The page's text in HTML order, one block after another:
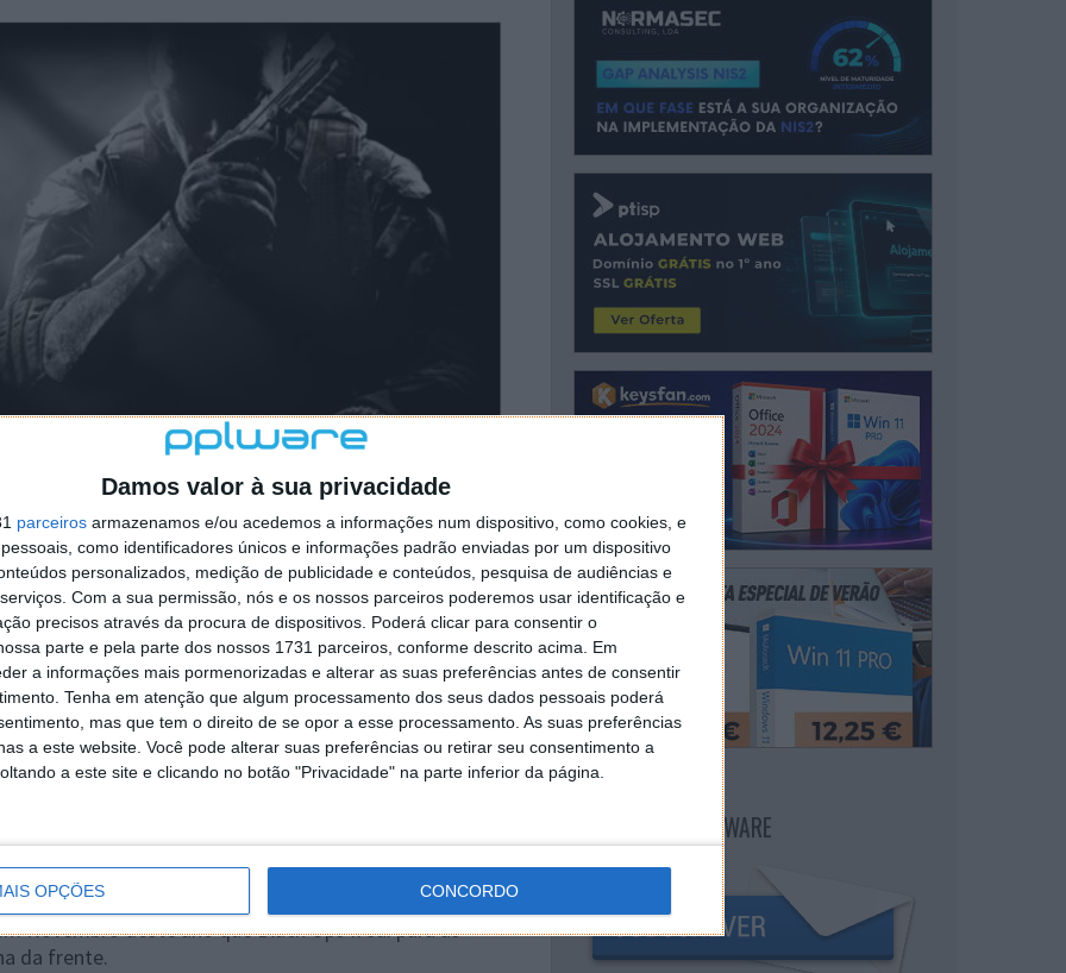
Damos valor à sua privacidade
parceiros armazenamos e/ou acedemos a informações num dispositivo, como cookies, e
como identificadores únicos e informações padrão enviadas por um dispositivo
personalizados, medição de publicidade e conteúdos, pesquisa de audiências e
Com a sua permissão, nós e os nossos parceiros poderemos usar identificação e
precisos através da procura de dispositivos. Poderá clicar para consentir o
parte e pela parte dos nossos 1731 parceiros, conforme descrito acima. Em
a informações mais pormenorizadas e alterar as suas preferências antes de consentir
Tenha em atenção que algum processamento dos seus dados pessoais poderá
mas que tem o direito de se opor a esse processamento. As suas preferências
a este website. Você pode alterar suas preferências ou retirar seu consentimento a
a este site e clicando no botão "Privacidade" na parte inferior da página.
OPÇÕES CONCORDO
o Inverno!
14 COMENTÁRIOS
desenvolvido pela Treyarch (que o Pplware teve a
virtuais de todo o Mundo podem começar a
Novembro deste ano que Black Ops II sai para as
da frente.
NEWSLETTER PPLWARE